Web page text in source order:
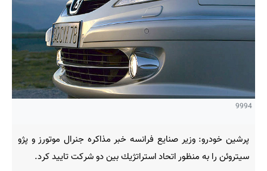
9994
پرشین خودرو: وزیر صنایع فرانسه خبر مذاكره جنرال ‌موتورز و پژو
سیتروئن را به منظور اتحاد استراتژیك بین دو شركت تایید كرد.